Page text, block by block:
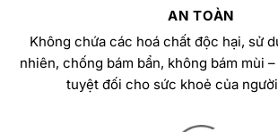
AN TOÀN
Không chứa các hoá chất độc hại, sử
nhiên, chống bám bẩn, không bám mùi
tuyệt đối cho sức khoẻ của